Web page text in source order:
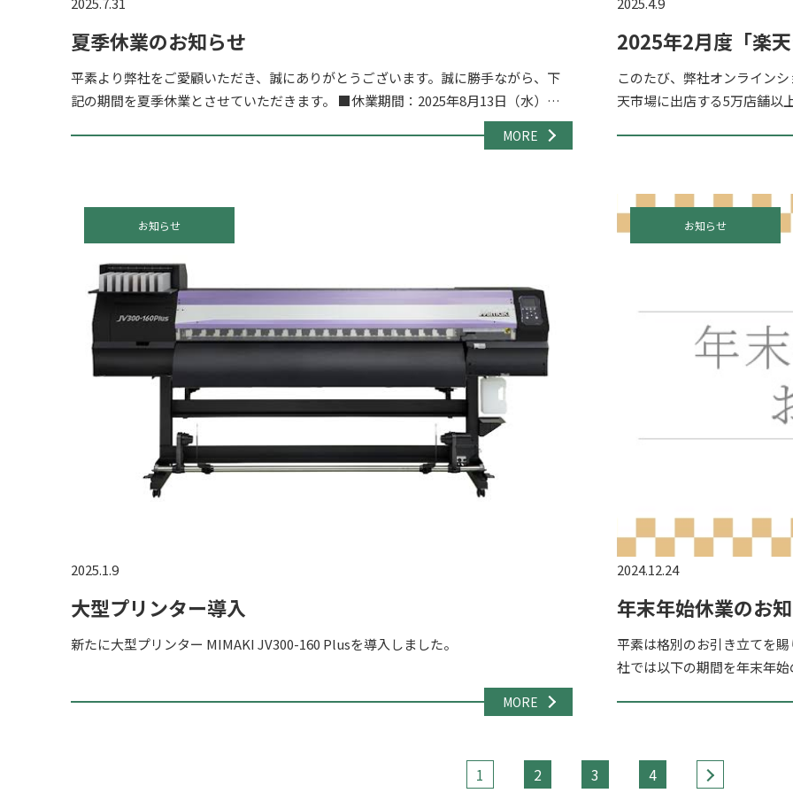
夏季休業のお知らせ
平素より弊社をご愛顧いただき、誠にありがとうございます。誠に勝手ながら、下
記の期間を夏季休業とさせていただきます。 ■休業期間：2025年8月13日（水）～8
MORE
2025年2月度「楽
賞!
このたび、弊社オンライン
天市場に出店する5万店舗以
2025.1.9
大型プリンター導入
新たに大型プリンター MIMAKI JV300-160 Plusを導入しました。
お知らせ
MORE
2024.12.24
年末年始休業のお
平素は格別のお引き立てを
社では以下の期間を年末年
お知らせ
1 2 3 4 >